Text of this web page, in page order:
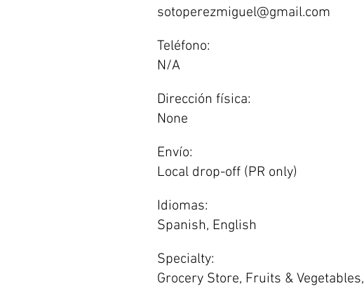
sotoperezmiguel@gmail.com
Teléfono:
N/A
Dirección física:
None
Envío:
Local drop-off (PR only)
Idiomas:
Spanish, English
Specialty:
Grocery Store, Fruits & Vegetables,